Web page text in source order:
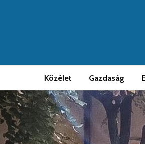
Közélet Gazdaság